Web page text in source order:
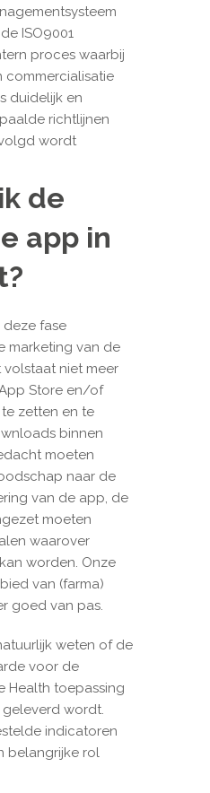
ISO9001
proces waarbij
commercialisatie
duidelijk en
richtlijnen
wordt
de
app in
deze fase
marketing van de
volstaat niet meer
Store en/of
zetten en te
binnen
moeten
naar de
van de app, de
moeten
waarover
worden. Onze
van (farma)
goed van pas.
weten of de
voor de
Health toepassing
wordt.
indicatoren
belangrijke rol